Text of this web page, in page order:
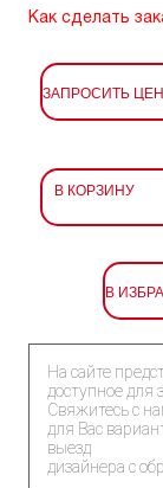
Как сделать
ЗАПРОСИТЬ
В КОРЗИНУ
В
На сайте
доступное для
Свяжитесь с
для Вас
выезд
дизайнера с